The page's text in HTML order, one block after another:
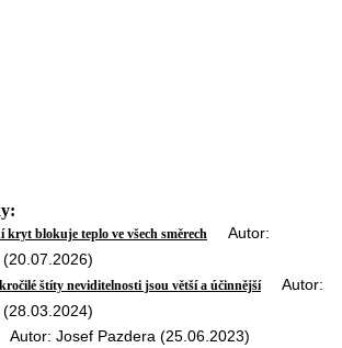
kryt blokuje teplo ve všech směrech Autor:
štíty neviditelnosti jsou větší a účinnějšíAutor:
Josef Pazdera (25.06.2023)